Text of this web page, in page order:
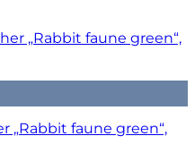
Auf die Wunschliste
„Rabbit faune green“,